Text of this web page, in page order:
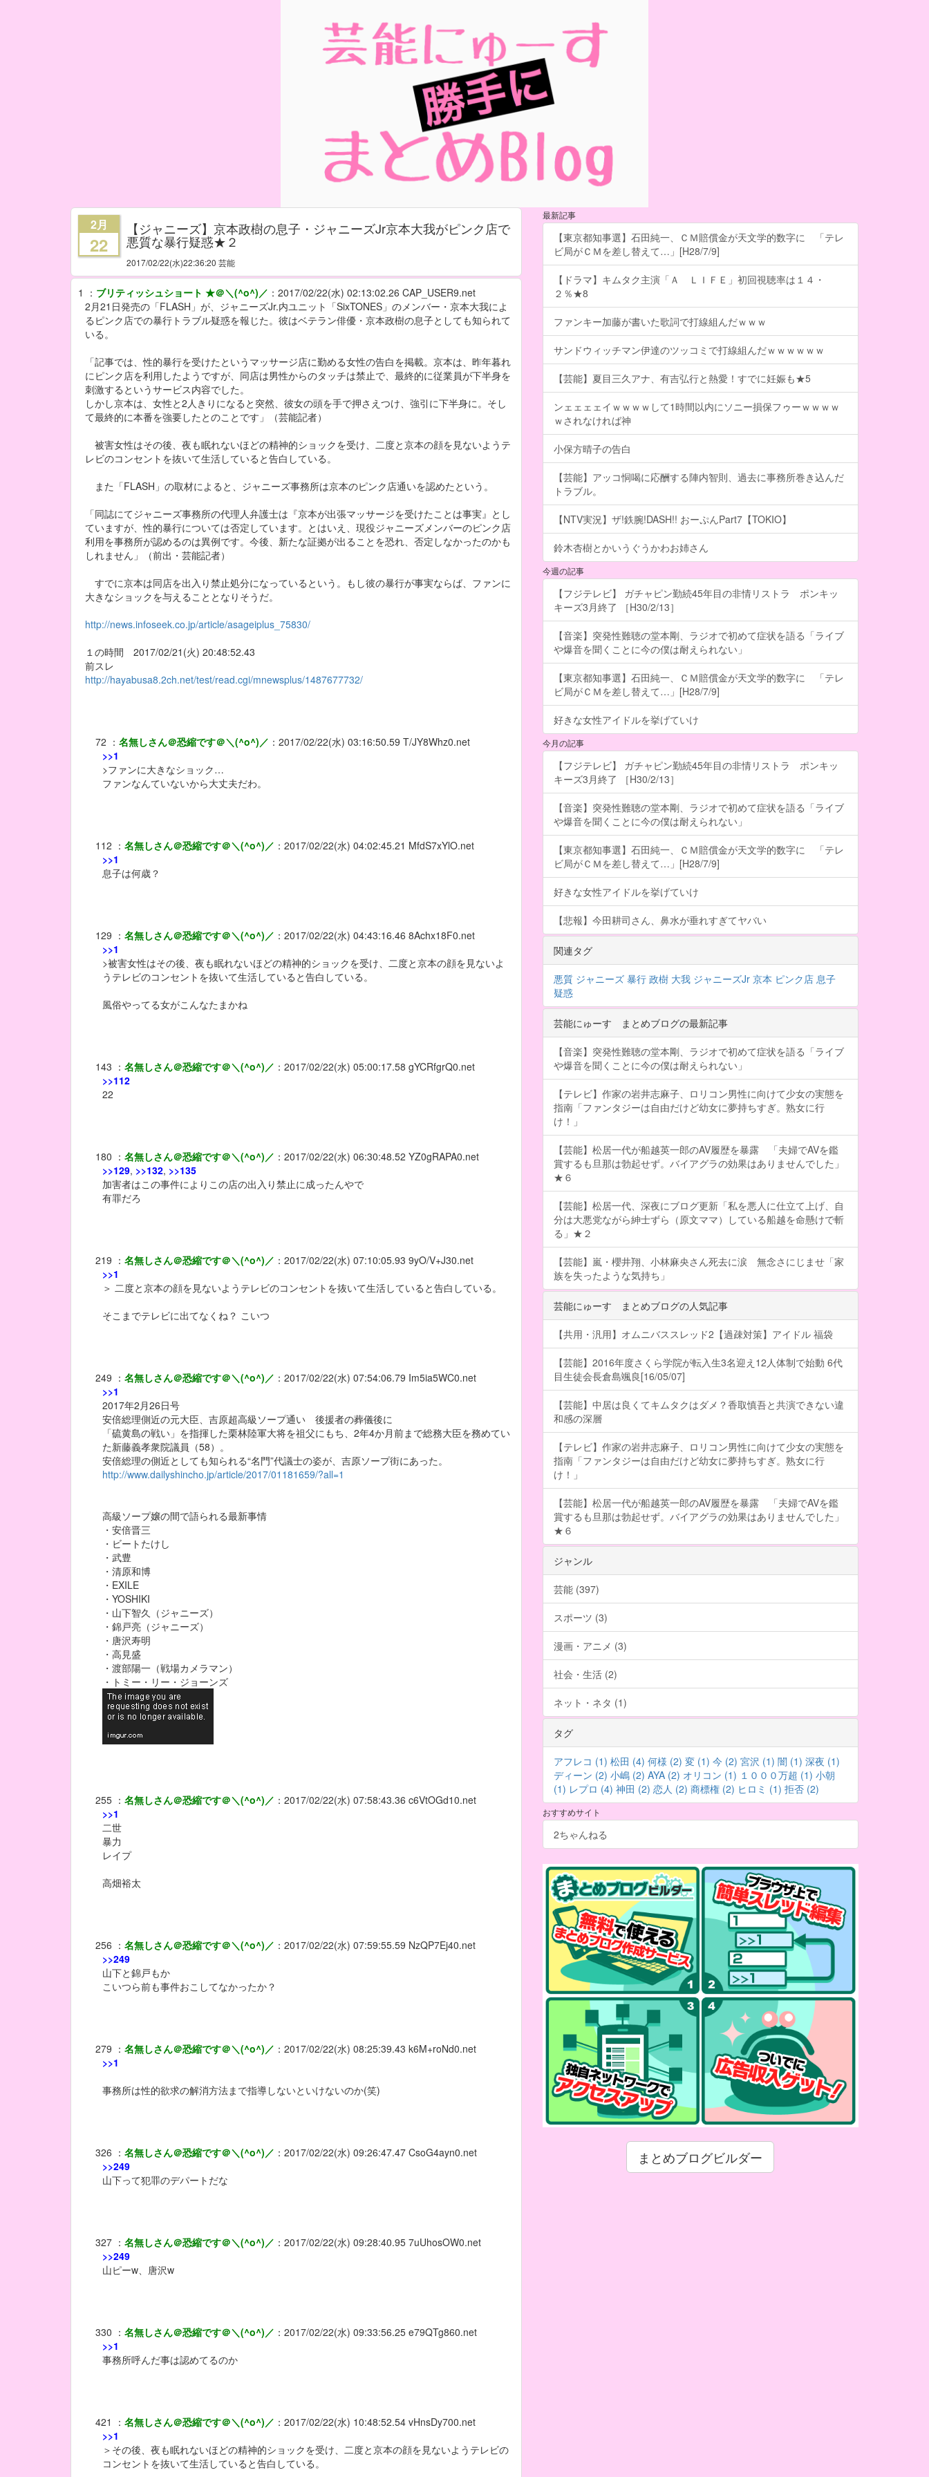
2月
22
【ジャニーズ】京本政樹の息子・ジャニーズJr京本大我がピンク店で
悪質な暴行疑惑★２
2017/02/22(水)22:36:20 芸能
1 ： ブリティッシュショート ★＠＼(^o^)／ ： 2017/02/22(水) 02:13:02.26 CAP_USER9.net
2月21日発売の「FLASH」が、ジャニーズJr.内ユニット「SixTONES」のメンバー・京本大我によ
るピンク店での暴行トラブル疑惑を報じた。彼はベテラン俳優・京本政樹の息子としても知られて
いる。
「記事では、性的暴行を受けたというマッサージ店に勤める女性の告白を掲載。京本は、昨年暮れ
にピンク店を利用したようですが、同店は男性からのタッチは禁止で、最終的に従業員が下半身を
刺激するというサービス内容でした。
しかし京本は、女性と2人きりになると突然、彼女の頭を手で押さえつけ、強引に下半身に。そし
て最終的に本番を強要したとのことです」（芸能記者）
被害女性はその後、夜も眠れないほどの精神的ショックを受け、二度と京本の顔を見ないようテ
レビのコンセントを抜いて生活していると告白している。
また「FLASH」の取材によると、ジャニーズ事務所は京本のピンク店通いを認めたという。
「同誌にてジャニーズ事務所の代理人弁護士は『京本が出張マッサージを受けたことは事実』とし
ていますが、性的暴行については否定しています。とはいえ、現役ジャニーズメンバーのピンク店
利用を事務所が認めるのは異例です。今後、新たな証拠が出ることを恐れ、否定しなかったのかも
しれません」（前出・芸能記者）
すでに京本は同店を出入り禁止処分になっているという。もし彼の暴行が事実ならば、ファンに
大きなショックを与えることとなりそうだ。
http://news.infoseek.co.jp/article/asageiplus_75830/
１の時間 2017/02/21(火) 20:48:52.43
前スレ
http://hayabusa8.2ch.net/test/read.cgi/mnewsplus/1487677732/
72 ： 名無しさん＠恐縮です＠＼(^o^)／ ： 2017/02/22(水) 03:16:50.59 T/JY8Whz0.net
>>1
>ファンに大きなショック…
ファンなんていないから大丈夫だわ。
112 ： 名無しさん＠恐縮です＠＼(^o^)／ ： 2017/02/22(水) 04:02:45.21 MfdS7xYlO.net
>>1
息子は何歳？
129 ： 名無しさん＠恐縮です＠＼(^o^)／ ： 2017/02/22(水) 04:43:16.46 8Achx18F0.net
>>1
>被害女性はその後、夜も眠れないほどの精神的ショックを受け、二度と京本の顔を見ないよ
うテレビのコンセントを抜いて生活していると告白している。
風俗やってる女がこんなたまかね
143 ： 名無しさん＠恐縮です＠＼(^o^)／ ： 2017/02/22(水) 05:00:17.58 gYCRfgrQ0.net
>>112
22
180 ： 名無しさん＠恐縮です＠＼(^o^)／ ： 2017/02/22(水) 06:30:48.52 YZ0gRAPA0.net
>>129, >>132, >>135
加害者はこの事件によりこの店の出入り禁止に成ったんやで
有罪だろ
219 ： 名無しさん＠恐縮です＠＼(^o^)／ ： 2017/02/22(水) 07:10:05.93 9yO/V+J30.net
>>1
＞ 二度と京本の顔を見ないようテレビのコンセントを抜いて生活していると告白している。
そこまでテレビに出てなくね？ こいつ
249 ： 名無しさん＠恐縮です＠＼(^o^)／ ： 2017/02/22(水) 07:54:06.79 Im5ia5WC0.net
>>1
2017年2月26日号
安倍総理側近の元大臣、吉原超高級ソープ通い 後援者の葬儀後に
「硫黄島の戦い」を指揮した栗林陸軍大将を祖父にもち、2年4か月前まで総務大臣を務めてい
た新藤義孝衆院議員（58）。
安倍総理の側近としても知られる“名門”代議士の姿が、吉原ソープ街にあった。
http://www.dailyshincho.jp/article/2017/01181659/?all=1
高級ソープ嬢の間で語られる最新事情
・安倍晋三
・ビートたけし
・武豊
・清原和博
・EXILE
・YOSHIKI
・山下智久（ジャニーズ）
・錦戸亮（ジャニーズ）
・唐沢寿明
・高見盛
・渡部陽一（戦場カメラマン）
・トミー・リー・ジョーンズ
255 ： 名無しさん＠恐縮です＠＼(^o^)／ ： 2017/02/22(水) 07:58:43.36 c6VtOGd10.net
>>1
二世
暴力
レイプ
高畑裕太
256 ： 名無しさん＠恐縮です＠＼(^o^)／ ： 2017/02/22(水) 07:59:55.59 NzQP7Ej40.net
>>249
山下と錦戸もか
こいつら前も事件おこしてなかったか？
279 ： 名無しさん＠恐縮です＠＼(^o^)／ ： 2017/02/22(水) 08:25:39.43 k6M+roNd0.net
>>1
事務所は性的欲求の解消方法まで指導しないといけないのか(笑)
326 ： 名無しさん＠恐縮です＠＼(^o^)／ ： 2017/02/22(水) 09:26:47.47 CsoG4ayn0.net
>>249
山下って犯罪のデパートだな
327 ： 名無しさん＠恐縮です＠＼(^o^)／ ： 2017/02/22(水) 09:28:40.95 7uUhosOW0.net
>>249
山ピーw、唐沢w
330 ： 名無しさん＠恐縮です＠＼(^o^)／ ： 2017/02/22(水) 09:33:56.25 e79QTg860.net
>>1
事務所呼んだ事は認めてるのか
421 ： 名無しさん＠恐縮です＠＼(^o^)／ ： 2017/02/22(水) 10:48:52.54 vHnsDy700.net
>>1
＞その後、夜も眠れないほどの精神的ショックを受け、二度と京本の顔を見ないようテレビの
コンセントを抜いて生活していると告白している。
最新記事
【東京都知事選】石田純一、ＣＭ賠償金が天文学的数字に 「テレ
ビ局がＣＭを差し替えて…」[H28/7/9]
【ドラマ】キムタク主演「Ａ ＬＩＦＥ」初回視聴率は１４・
２％★8
ファンキー加藤が書いた歌詞で打線組んだｗｗｗ
サンドウィッチマン伊達のツッコミで打線組んだｗｗｗｗｗｗ
【芸能】夏目三久アナ、有吉弘行と熱愛！すでに妊娠も★5
ンェェェェイｗｗｗｗして1時間以内にソニー損保フゥーｗｗｗｗ
ｗされなければ神
小保方晴子の告白
【芸能】アッコ恫喝に応酬する陣内智則、過去に事務所巻き込んだ
トラブル。
【NTV実況】ザ!鉄腕!DASH!! おーぷんPart7【TOKIO】
鈴木杏樹とかいうぐうかわお姉さん
今週の記事
【フジテレビ】 ガチャピン勤続45年目の非情リストラ ポンキッ
キーズ3月終了 ［H30/2/13］
【音楽】突発性難聴の堂本剛、ラジオで初めて症状を語る「ライブ
や爆音を聞くことに今の僕は耐えられない」
【東京都知事選】石田純一、ＣＭ賠償金が天文学的数字に 「テレ
ビ局がＣＭを差し替えて…」[H28/7/9]
好きな女性アイドルを挙げていけ
今月の記事
【フジテレビ】 ガチャピン勤続45年目の非情リストラ ポンキッ
キーズ3月終了 ［H30/2/13］
【音楽】突発性難聴の堂本剛、ラジオで初めて症状を語る「ライブ
や爆音を聞くことに今の僕は耐えられない」
【東京都知事選】石田純一、ＣＭ賠償金が天文学的数字に 「テレ
ビ局がＣＭを差し替えて…」[H28/7/9]
好きな女性アイドルを挙げていけ
【悲報】今田耕司さん、鼻水が垂れすぎてヤバい
関連タグ
悪質 ジャニーズ 暴行 政樹 大我 ジャニーズJr 京本 ピンク店 息子
疑惑
芸能にゅーす まとめブログの最新記事
【音楽】突発性難聴の堂本剛、ラジオで初めて症状を語る「ライブ
や爆音を聞くことに今の僕は耐えられない」
【テレビ】作家の岩井志麻子、ロリコン男性に向けて少女の実態を
指南「ファンタジーは自由だけど幼女に夢持ちすぎ。熟女に行
け！」
【芸能】松居一代が船越英一郎のAV履歴を暴露 「夫婦でAVを鑑
賞するも旦那は勃起せず。バイアグラの効果はありませんでした」
★６
【芸能】松居一代、深夜にブログ更新「私を悪人に仕立て上げ、自
分は大悪党ながら紳士ずら（原文ママ）している船越を命懸けで斬
る」★２
【芸能】嵐・櫻井翔、小林麻央さん死去に涙 無念さにじませ「家
族を失ったような気持ち」
芸能にゅーす まとめブログの人気記事
【共用・汎用】オムニバススレッド2【過疎対策】アイドル 福袋
【芸能】2016年度さくら学院が転入生3名迎え12人体制で始動 6代
目生徒会長倉島颯良[16/05/07]
【芸能】中居は良くてキムタクはダメ？香取慎吾と共演できない違
和感の深層
【テレビ】作家の岩井志麻子、ロリコン男性に向けて少女の実態を
指南「ファンタジーは自由だけど幼女に夢持ちすぎ。熟女に行
け！」
【芸能】松居一代が船越英一郎のAV履歴を暴露 「夫婦でAVを鑑
賞するも旦那は勃起せず。バイアグラの効果はありませんでした」
★６
ジャンル
芸能 (397)
スポーツ (3)
漫画・アニメ (3)
社会・生活 (2)
ネット・ネタ (1)
タグ
アフレコ (1) 松田 (4) 何様 (2) 変 (1) 今 (2) 宮沢 (1) 闇 (1) 深夜 (1)
ディーン (2) 小嶋 (2) AYA (2) オリコン (1) １０００万超 (1) 小朝
(1) レプロ (4) 神田 (2) 恋人 (2) 商標権 (2) ヒロミ (1) 拒否 (2)
おすすめサイト
2ちゃんねる
まとめブログビルダー